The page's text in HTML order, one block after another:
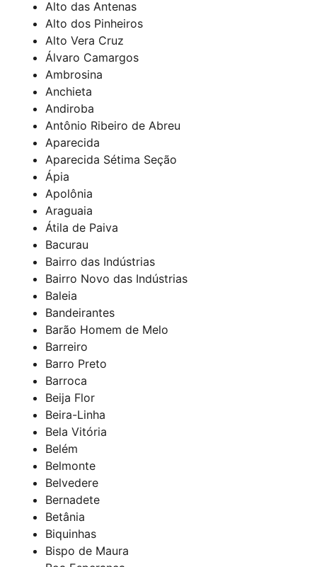
Alto das Antenas
Alto dos Pinheiros
Alto Vera Cruz
Álvaro Camargos
Ambrosina
Anchieta
Andiroba
Antônio Ribeiro de Abreu
Aparecida
Aparecida Sétima Seção
Ápia
Apolônia
Araguaia
Átila de Paiva
Bacurau
Bairro das Indústrias
Bairro Novo das Indústrias
Baleia
Bandeirantes
Barão Homem de Melo
Barreiro
Barro Preto
Barroca
Beija Flor
Beira-Linha
Bela Vitória
Belém
Belmonte
Belvedere
Bernadete
Betânia
Biquinhas
Bispo de Maura